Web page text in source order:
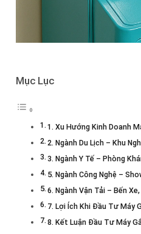
Mục Lục
1. Xu Hướng Kinh Doanh
2. Ngành Du Lịch – Khu
3. Ngành Y Tế – Phòng
5. Ngành Công Nghệ –
6. Ngành Vận Tải – Bến
7. Lợi Ích Khi Đầu Tư Máy
8. Kết Luận Đầu Tư Máy